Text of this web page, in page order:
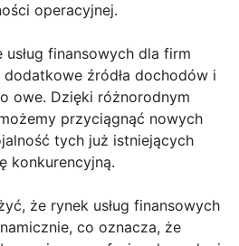
operacyjnej.
finansowych dla firm
źródła dochodów i
owe. Dzięki różnorodnym
przyciągnąć nowych
tych już istniejących
konkurencyjną.
że rynek usług finansowych
co oznacza, że